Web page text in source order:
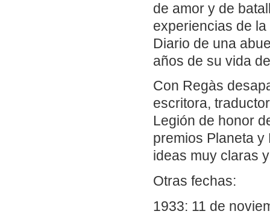
de amor y de
experiencias de
Diario de una
años de su vida
Con Regàs
escritora,
Legión de honor
premios Planeta
ideas muy claras
Otras fechas:
1933: 11 de